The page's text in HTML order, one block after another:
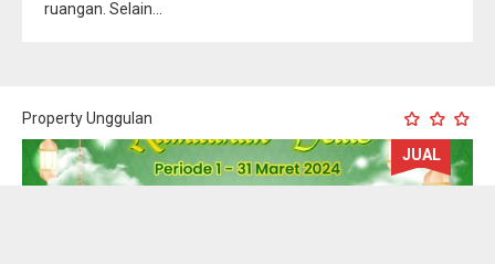
ruangan. Selain...
Property Unggulan
JUAL